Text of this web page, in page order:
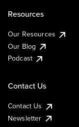
Resources
Our Resources
Our Blog
Podcast
Contact Us
Contact Us
Newsletter